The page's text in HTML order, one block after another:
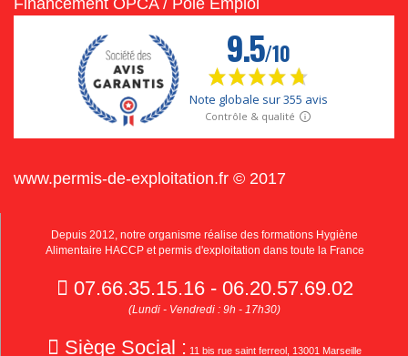
www.permis-de-exploitation.fr © 2017
Depuis 2012, notre organisme réalise des formations Hygiène
Alimentaire HACCP et permis d'exploitation dans toute la France
07.66.35.15.16 - 06.20.57.69.02
(Lundi - Vendredi : 9h - 17h30)
Siège Social : 11 bis rue saint ferreol, 13001 Marseille